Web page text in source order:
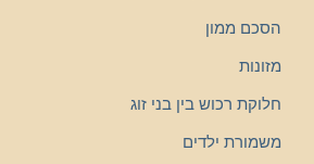
הסכם ממון
מזונות
חלוקת רכוש בין בני זוג
משמורת ילדים